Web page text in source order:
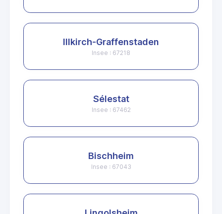
Illkirch-Graffenstaden
Insee : 67218
Sélestat
Insee : 67462
Bischheim
Insee : 67043